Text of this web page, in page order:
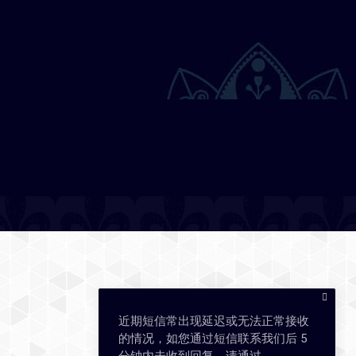
近期短信常出现延迟或无法正常接收
的情况，如您通过短信联系我们后 5